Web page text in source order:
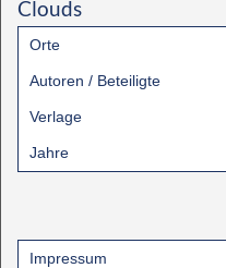
Clouds
Orte
Autoren / Beteiligte
Verlage
Jahre
Impressum